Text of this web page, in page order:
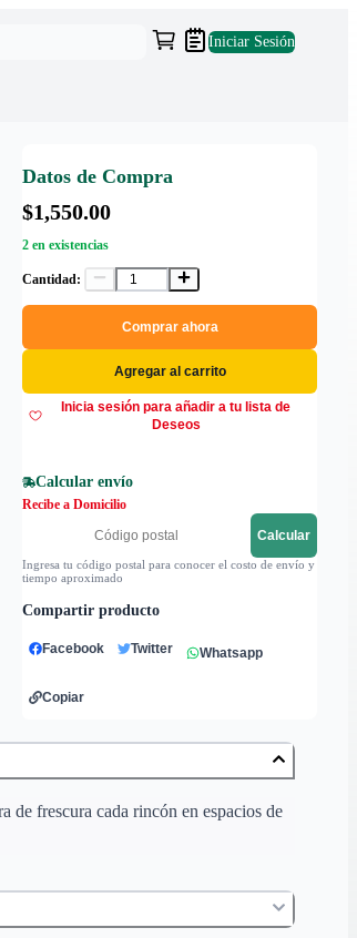
Iniciar Sesión
Datos de Compra
$1,550.00
2 en existencias
Cantidad:
Comprar ahora
Agregar al carrito
Inicia sesión para añadir a tu lista de
Deseos
Calcular envío
Recibe a Domicilio
Calcular
Ingresa tu código postal para conocer el costo de envío y
tiempo aproximado
Compartir producto
Facebook Twitter Whatsapp
Copiar
de frescura cada rincón en espacios de